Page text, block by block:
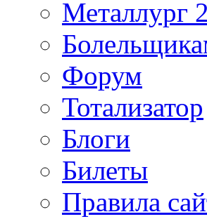
Металлург
Форум
Тотализатор
Блоги
Билеты
Правила